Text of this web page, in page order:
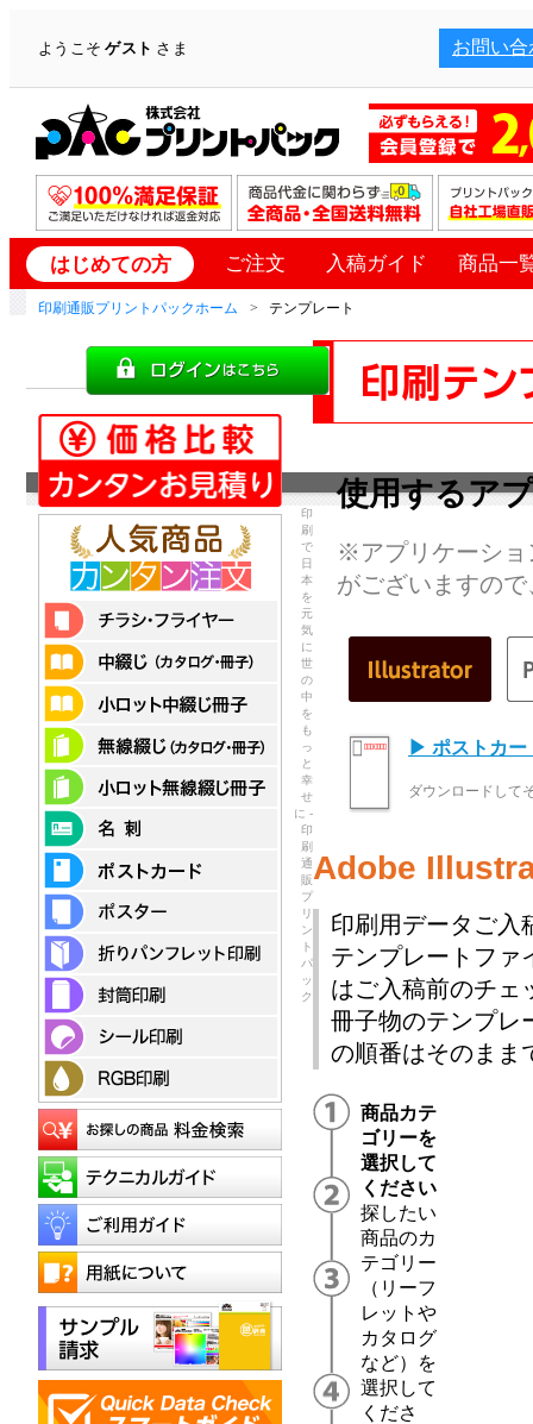
ようこそゲスト さま お問い合
はじめての方 ご注文 入稿ガイド 商品一
印刷通販プリントパックホーム テンプレート
使用するア
※アプリケーショ
がございますの
▶ ポストカー
ダウンロードして
Adobe
印刷用データご入
テンプレートファ
はご入稿前のチェ
冊子物のテンプレ
の順番はそのまま
商品カテ
ゴリーを
選択して
ください
探したい
商品のカ
テゴリー
（リーフ
レットや
カタログ
など）を
選択して
くださ
印
刷
で
日
本
を
元
気
に
世
の
中
を
も
っ
と
幸
せ
に -
印
刷
通
販
プ
リ
ン
ト
パ
ッ
ク